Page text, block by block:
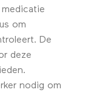
om
De
deze
nodig om